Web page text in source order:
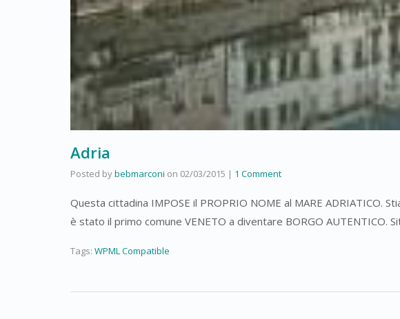
Adria
Posted bybebmarconi on 02/03/2015 | 1 Comment
Questa cittadina IMPOSE il PROPRIO NOME al MARE ADRIATICO.
è stato il primo comune VENETO a diventare BORGO AUTENTICO.
Tags: WPML Compatible